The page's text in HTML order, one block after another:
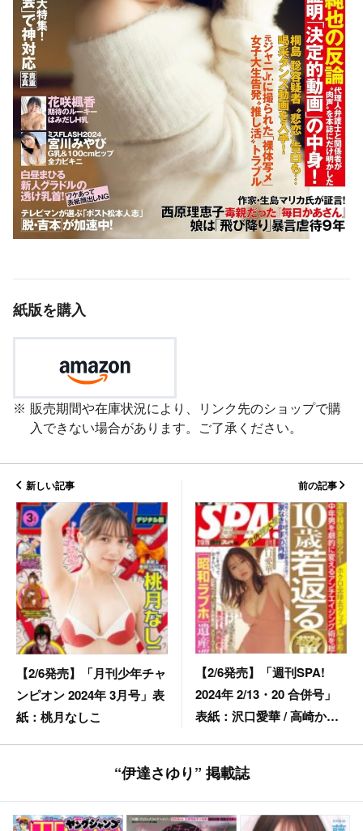
紙版を購入
販売期間や在庫状況により、リンク先のショップで購
入できない場合があります。ご了承ください。
新しい記事
【2/6発売】「月刊少年チャ
ンピオン 2024年 3月号」表
紙：桃月なしこ
前の記事
【2/6発売】「週刊SPA!
2024年 2/13・20 合併号」
表紙：沢口愛華 / 高崎かな
“伊達さゆり” 掲載誌